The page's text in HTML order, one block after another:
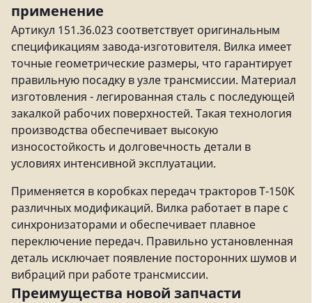
применение
Артикул 151.36.023 соответствует оригинальным
спецификациям завода-изготовителя. Вилка имеет
точные геометрические размеры, что гарантирует
правильную посадку в узле трансмиссии. Материал
изготовления - легированная сталь с последующей
закалкой рабочих поверхностей. Такая технология
производства обеспечивает высокую
износостойкость и долговечность детали в
условиях интенсивной эксплуатации.
Применяется в коробках передач тракторов Т-150К
различных модификаций. Вилка работает в паре с
синхронизаторами и обеспечивает плавное
переключение передач. Правильно установленная
деталь исключает появление посторонних шумов и
вибраций при работе трансмиссии.
Преимущества новой запчасти